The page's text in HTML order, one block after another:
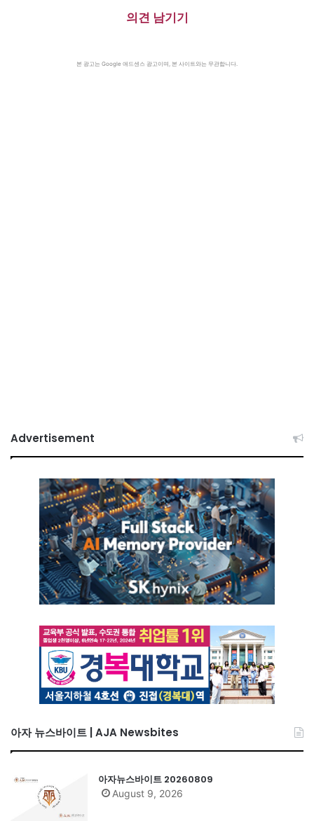
의견 남기기
본 광고는 Google 애드센스 광고이며, 본 사이트와는 무관합니다.
Advertisement
아자 뉴스바이트 | AJA Newsbites
아자뉴스바이트 20260809
August 9, 2026